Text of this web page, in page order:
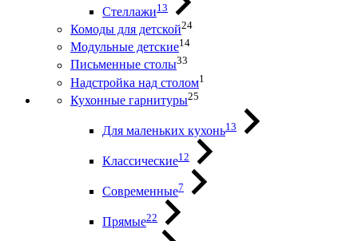
Стеллажи13
Комоды для детской24
Модульные детские14
Письменные столы33
Надстройка над столом1
Кухонные гарнитуры25
Для маленьких кухонь13
Классические12
Современные7
Прямые22